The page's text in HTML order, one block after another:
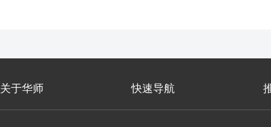
关于华师 快速导航